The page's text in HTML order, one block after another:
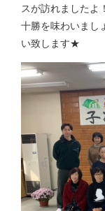
スが訪れましたよ
十勝を味わいまし
い致します★